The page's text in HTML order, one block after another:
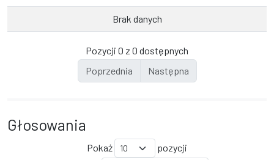
Brak danych
Pozycji 0 z 0 dostępnych
Poprzednia
Następna
Głosowania
Pokaż
pozycji